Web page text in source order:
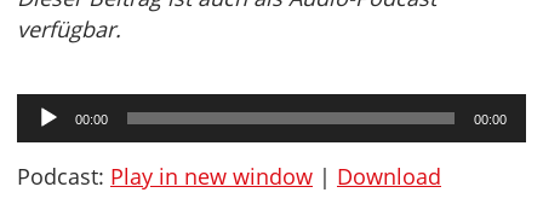
verfügbar.
Audio-
Player
00:00 00:00
Podcast: Play in new window | Download